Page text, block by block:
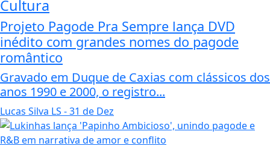
Cultura
Projeto Pagode Pra Sempre lança DVD
inédito com grandes nomes do pagode
romântico
Gravado em Duque de Caxias com clássicos dos
anos 1990 e 2000, o registro...
Lucas Silva LS - 31 de Dez